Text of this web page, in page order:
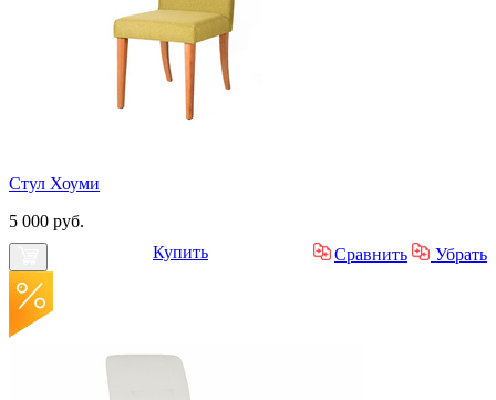
Стул Хоуми
5 000 руб.
Купить
Сравнить Убрать